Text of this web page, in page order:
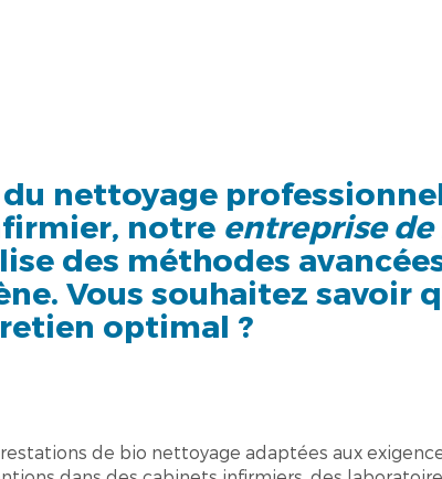
nettoyage
notre entreprise
des méthodes
Vous souhaitez savoir
optimal ?
de bio nettoyage adaptées aux